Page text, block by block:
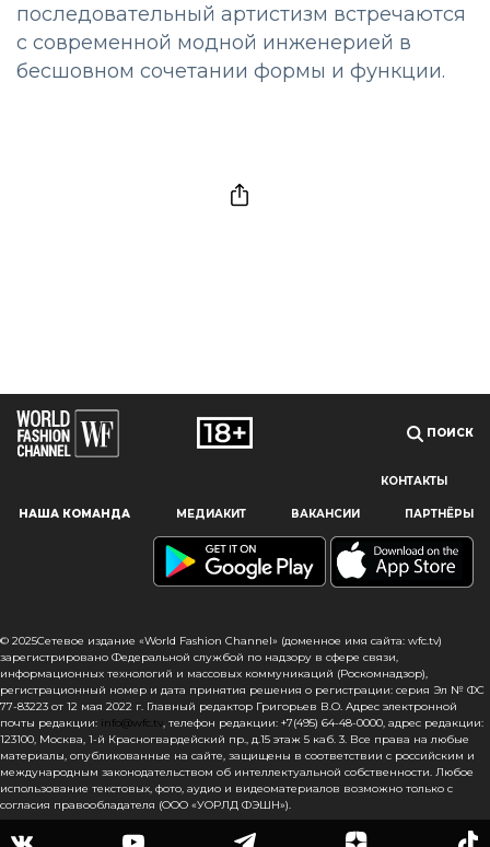
Наш сайт использует файлы cookie и похожие технологии,
пользователям, предоставляя персонализированную
информацию, запоминая предпочтения в области
сайта, вы подтверждаете свое согласие на использование
файлов cookie в соответствии с настоящим уведомлением
в отношении данного типа файлов. Если вы не согласны
с тем, чтобы мы использовали данный тип файлов,
то вы должны соответствующим образом установить
настройки вашего браузера или не использовать сайт wfc.tv
последовательный артистизм встречаются
с современной модной инженерией в
бесшовном сочетании формы и функции.
ПОИСК
КОНТАКТЫ
НАША КОМАНДА МЕДИАКИТ ВАКАНСИИ ПАРТНЁРЫ
© 2025Сетевое издание «World Fashion Channel» (доменное имя сайта: wfc.tv)
зарегистрировано Федеральной службой по надзору в сфере связи,
информационных технологий и массовых коммуникаций (Роскомнадзор),
регистрационный номер и дата принятия решения о регистрации: серия Эл № ФС
77-83223 от 12 мая 2022 г. Главный редактор Григорьев В.О. Адрес электронной
почты редакции: info@wfc.tv
, телефон редакции: +7(495) 64-48-0000, адрес редакции:
123100, Москва, 1-й Красногвардейский пр., д.15 этаж 5 каб. 3. Все права на любые
материалы, опубликованные на сайте, защищены в соответствии с российским и
международным законодательством об интеллектуальной собственности. Любое
использование текстовых, фото, аудио и видеоматериалов возможно только с
согласия правообладателя (ООО «УОРЛД ФЭШН»).